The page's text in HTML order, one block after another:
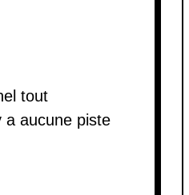
tout
a aucune piste